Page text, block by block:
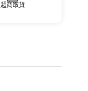
超商取貨